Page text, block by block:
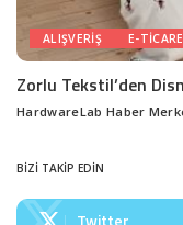
ALIŞVERIŞ E-
Zorlu Tekstil’den
Posted
HardwareLab Haber
BİZİ TAKİP EDİN